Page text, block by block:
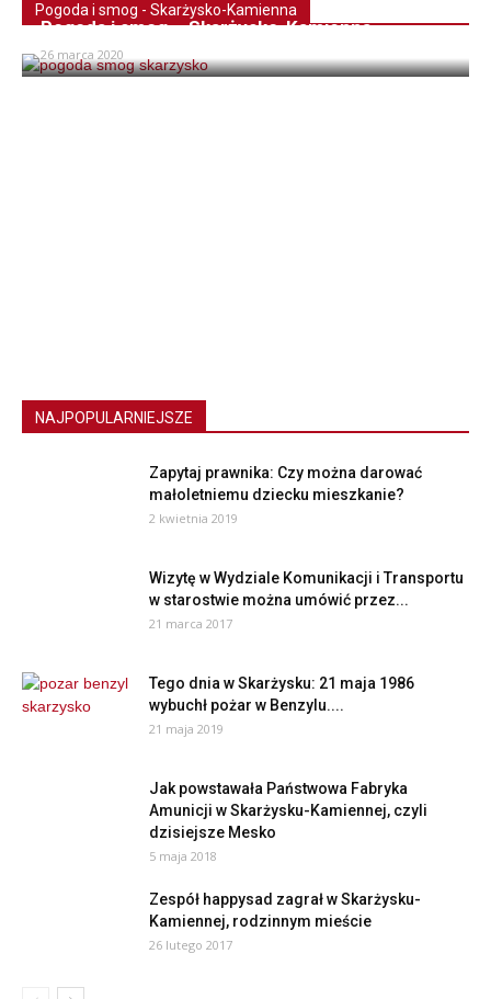
Pogoda i smog - Skarżysko-Kamienna
Pogoda i smog – Skarżysko-Kamienna
26 marca 2020
NAJPOPULARNIEJSZE
Zapytaj prawnika: Czy można darować
małoletniemu dziecku mieszkanie?
2 kwietnia 2019
Wizytę w Wydziale Komunikacji i Transportu
w starostwie można umówić przez...
21 marca 2017
Tego dnia w Skarżysku: 21 maja 1986
wybuchł pożar w Benzylu....
21 maja 2019
Jak powstawała Państwowa Fabryka
Amunicji w Skarżysku-Kamiennej, czyli
dzisiejsze Mesko
5 maja 2018
Zespół happysad zagrał w Skarżysku-
Kamiennej, rodzinnym mieście
26 lutego 2017